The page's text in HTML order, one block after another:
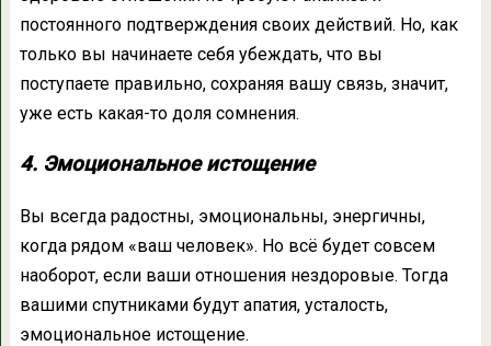
постоянного подтверждения своих действий. Но, как
только вы начинаете себя убеждать, что вы
поступаете правильно, сохраняя вашу связь, значит,
уже есть какая-то доля сомнения.
4. Эмоциональное истощение
Вы всегда радостны, эмоциональны, энергичны,
когда рядом «ваш человек». Но всё будет совсем
наоборот, если ваши отношения нездоровые. Тогда
вашими спутниками будут апатия, усталость,
эмоциональное истощение.